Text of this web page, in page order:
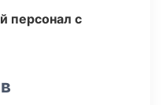
персонал с